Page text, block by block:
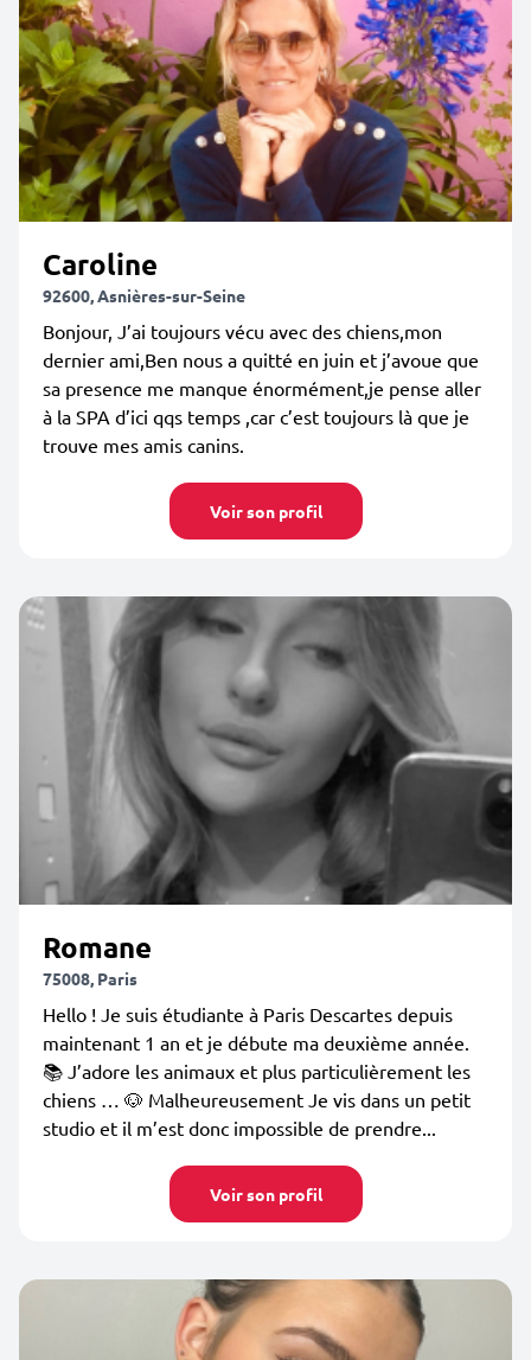
Caroline
92600, Asnières-sur-Seine
Bonjour, J’ai toujours vécu avec des chiens,mon
dernier ami,Ben nous a quitté en juin et j’avoue que
sa presence me manque énormément,je pense aller
à la SPA d’ici qqs temps ,car c’est toujours là que je
trouve mes amis canins.
Voir son profil
Romane
75008, Paris
Hello ! Je suis étudiante à Paris Descartes depuis
maintenant 1 an et je débute ma deuxième année.
📚 J’adore les animaux et plus particulièrement les
chiens … 🐶 Malheureusement Je vis dans un petit
studio et il m’est donc impossible de prendre...
Voir son profil